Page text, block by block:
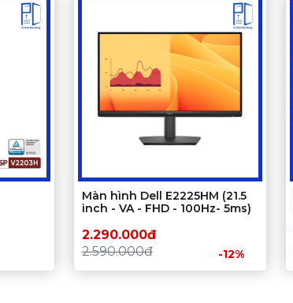
Màn hình Dell E2225HM (21.5
inch - VA - FHD - 100Hz- 5ms)
2.290.000đ
2.590.000đ
-12%